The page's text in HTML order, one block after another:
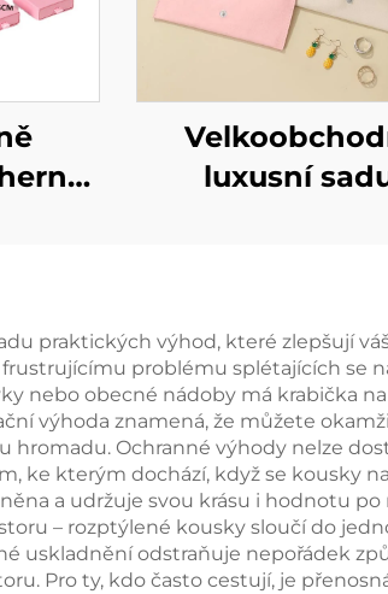
pro
a
luxusní
prstýnky a
krabička s
balení,
dárková
dávkové
praktických výhod, které zlepšují
problému splétajících se
nebo obecné nádoby má krabička
výhoda znamená, že můžete
Ochranné výhody nelze
ke kterým dochází, když se kousky
a udržuje svou krásu i hodnotu
– rozptýlené kousky sloučí do
uskladnění odstraňuje nepořádek
Pro ty, kdo často cestují, je